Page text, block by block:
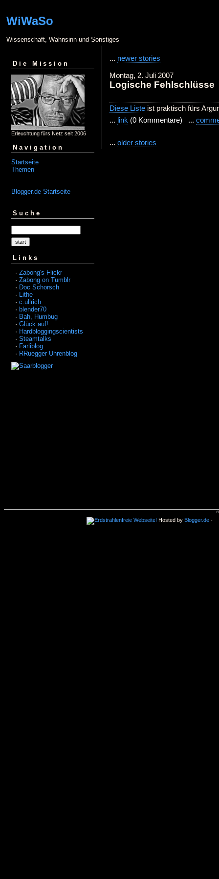
WiWaSo
Wissenschaft, Wahnsinn und Sonstiges
Die Mission
Erleuchtung fürs Netz seit 2006
Navigation
Startseite
Themen
Blogger.de Startseite
Suche
Links
· Zabong's Flickr
· Zabong on Tumblr
· Doc Schorsch
· Lithe
· c.ullrich
· blender70
· Bah, Humbug
· Glück auf!
· Hardbloggingscientists
· Steamtalks
· Farliblog
· RRuegger Uhrenblog
... newer stories
Montag, 2. Juli 2007
Logische Fehlschlüsse
Diese Liste ist praktisch fürs
... link (0 Kommentare) ...
... older stories
Hosted by Blogger.de-